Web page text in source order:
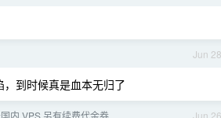
Jun 28
到时候真是血本无归了
Jun 26
内 VPS 另有续费代金券